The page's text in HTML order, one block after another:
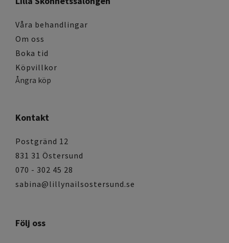
Våra behandlingar
Om oss
Boka tid
Köpvillkor
Ångra köp
Kontakt
Postgränd 12
831 31 Östersund
070 - 302 45 28
sabina@lillynailsostersund.se
Följ oss